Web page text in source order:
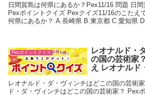
日間賀島は何県にあるか？Pex11/16 問題 日
Pexポイントクイズ Pexクイズ11/16のこたえ
何県にあるか？ A.長崎県 B.東京都 C.愛知県
Pexポイントクイズ
レオナルド・
の国の芸術家
え レオナルド
レオナルド・ダ・ヴィンチはどこの国の芸術
ド・ダ・ヴィンチはどこの国の芸術家？ Pex